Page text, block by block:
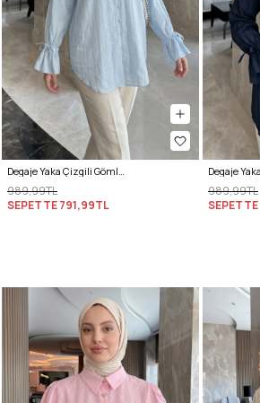
Degaje Yaka Çizgili Gömlek Y0121 - BEBE MAVİSİ
989,99TL
SEPETTE791,99TL
989,99TL
SEPETTE